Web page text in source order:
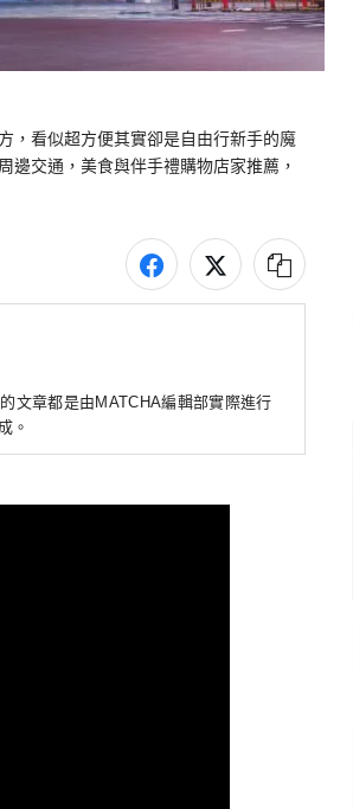
，看似超方便其實卻是自由行新手的魔
邊交通，美食與伴手禮購物店家推薦，
文章都是由MATCHA編輯部實際進行
。